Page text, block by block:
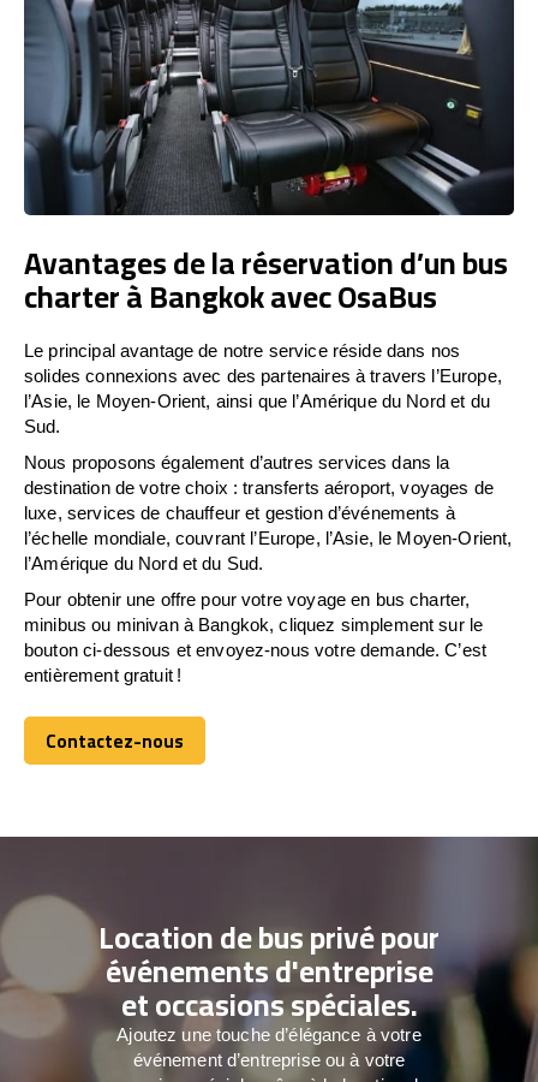
Avantages de la réservation d’un bus
charter à Bangkok avec OsaBus
Le principal avantage de notre service réside dans nos
solides connexions avec des partenaires à travers l’Europe,
l’Asie, le Moyen-Orient, ainsi que l’Amérique du Nord et du
Sud.
Nous proposons également d’autres services dans la
destination de votre choix : transferts aéroport, voyages de
luxe, services de chauffeur et gestion d’événements à
l’échelle mondiale, couvrant l’Europe, l’Asie, le Moyen-Orient,
l’Amérique du Nord et du Sud.
Pour obtenir une offre pour votre voyage en bus charter,
minibus ou minivan à Bangkok, cliquez simplement sur le
bouton ci-dessous et envoyez-nous votre demande. C’est
entièrement gratuit !
Contactez-nous
Contactez-nous
Location de bus privé pour
événements d'entreprise
et occasions spéciales.
Ajoutez une touche d’élégance à votre
événement d’entreprise ou à votre